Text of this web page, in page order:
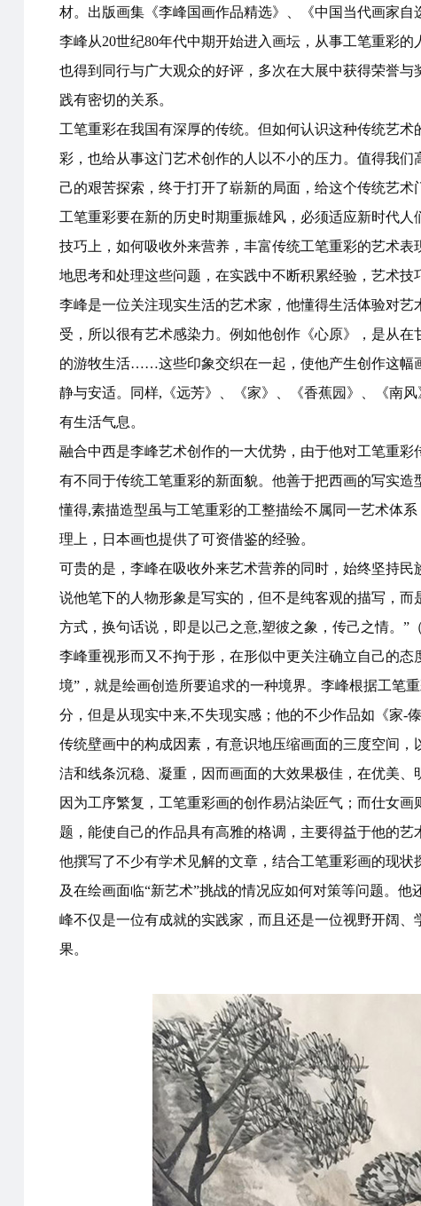
材。出版画集《李峰国画作品精选》、《中国当代画家
李峰从20世纪80年代中期开始进入画坛，从事工笔重彩
也得到同行与广大观众的好评，多次在大展中获得荣誉
践有密切的关系。
工笔重彩在我国有深厚的传统。但如何认识这种传统艺
彩，也给从事这门艺术创作的人以不小的压力。值得我
己的艰苦探索，终于打开了崭新的局面，给这个传统艺术
工笔重彩要在新的历史时期重振雄风，必须适应新时代
技巧上，如何吸收外来营养，丰富传统工笔重彩的艺术
地思考和处理这些问题，在实践中不断积累经验，艺术技
李峰是一位关注现实生活的艺术家，他懂得生活体验对
受，所以很有艺术感染力。例如他创作《心原》，是从
的游牧生活……这些印象交织在一起，使他产生创作这幅
静与安适。同样,《远芳》、《家》、《香蕉园》、《南
有生活气息。
融合中西是李峰艺术创作的一大优势，由于他对工笔重
有不同于传统工笔重彩的新面貌。他善于把西画的写实
懂得,素描造型虽与工笔重彩的工整描绘不属同一艺术体
理上，日本画也提供了可资借鉴的经验。
可贵的是，李峰在吸收外来艺术营养的同时，始终坚持
说他笔下的人物形象是写实的，但不是纯客观的描写，而
方式，换句话说，即是以己之意,塑彼之象，传己之情。”
李峰重视形而又不拘于形，在形似中更关注确立自己的
境”，就是绘画创造所要追求的一种境界。李峰根据工笔
分，但是从现实中来,不失现实感；他的不少作品如《家-
传统壁画中的构成因素，有意识地压缩画面的三度空间
洁和线条沉稳、凝重，因而画面的大效果极佳，在优美、
因为工序繁复，工笔重彩画的创作易沾染匠气；而仕女
题，能使自己的作品具有高雅的格调，主要得益于他的
他撰写了不少有学术见解的文章，结合工笔重彩画的现
及在绘画面临“新艺术”挑战的情况应如何对策等问题。
峰不仅是一位有成就的实践家，而且还是一位视野开阔
果。